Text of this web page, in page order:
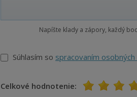
Napíšte klady a zápory, každý
Súhlasím so spracovaním
Celkové hodnotenie:
1 2 3 4 5